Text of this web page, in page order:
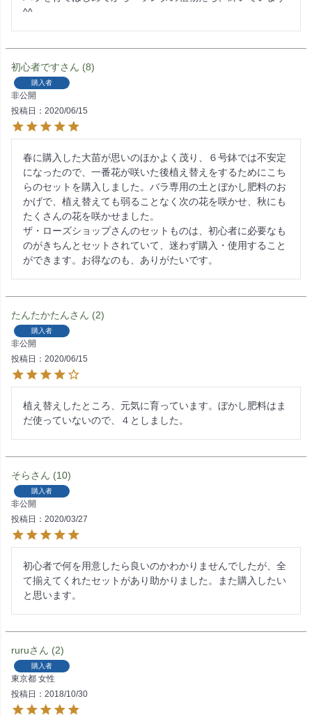
^^
初心者です 8
購入者
非公開
投稿日
2020/06/15
春に購入した大苗が思いのほかよく茂り、６号鉢では不安定
になったので、一番花が咲いた後植え替えをするためにこち
らのセットを購入しました。バラ専用の土とぼかし肥料のお
かげで、植え替えても弱ることなく次の花を咲かせ、秋にも
たくさんの花を咲かせました。
ザ・ローズショップさんのセットものは、初心者に必要なも
のがきちんとセットされていて、迷わず購入・使用すること
たんたかたん 2
購入者
非公開
投稿日
2020/06/15
植え替えしたところ、元気に育っています。ぼかし肥料はま
だ使っていないので、４としました。
そら 10
購入者
非公開
投稿日
2020/03/27
初心者で何を用意したら良いのかわかりませんでしたが、全
て揃えてくれたセットがあり助かりました。また購入したい
と思います。
ruru 2
購入者
東京都 女性
投稿日
2018/10/30